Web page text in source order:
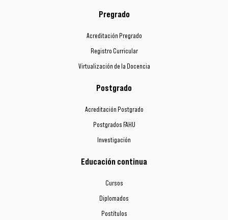
Pregrado
Acreditación Pregrado
Registro Curricular
Virtualización de la Docencia
Postgrado
Acreditación Postgrado
Postgrados FAHU
Investigación
Educación continua
Cursos
Diplomados
Postítulos